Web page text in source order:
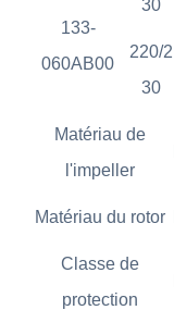
133-
060AB00
30
220/2
30
Matériau de
l'impeller
Matériau du rotor
Classe de
protection